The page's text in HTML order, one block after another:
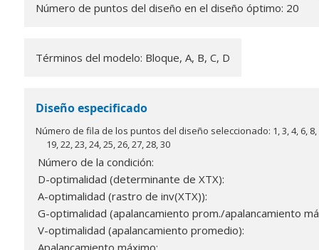
Número de puntos del diseño en el diseño óptimo: 20
Términos del modelo: Bloque, A, B, C, D
Diseño especificado
Número de fila de los puntos del diseño seleccionado: 1, 3, 4, 6, 8,
19, 22, 23, 24, 25, 26, 27, 28, 30
Número de la condición:
D-optimalidad (determinante de XTX):
A-optimalidad (rastro de inv(XTX)):
G-optimalidad (apalancamiento prom./apalancamiento
V-optimalidad (apalancamiento promedio):
Apalancamiento máximo: